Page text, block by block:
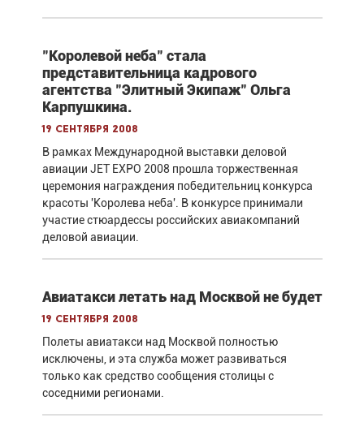
"Королевой неба" стала
представительница кадрового
агентства "Элитный Экипаж" Ольга
Карпушкина.
19 сентября 2008
В рамках Международной выставки деловой
авиации JET EXPO 2008 прошла торжественная
церемония награждения победительниц конкурса
красоты 'Королева неба'. В конкурсе принимали
участие стюардессы российских авиакомпаний
деловой авиации.
Авиатакси летать над Москвой не будет
19 сентября 2008
Полеты авиатакси над Москвой полностью
исключены, и эта служба может развиваться
только как средство сообщения столицы с
соседними регионами.